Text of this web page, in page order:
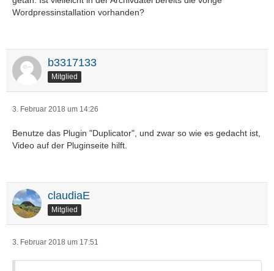
Wordpressinstallation vorhanden?
b3317133
Mitglied
3. Februar 2018 um 14:26
Benutze das Plugin "Duplicator", und zwar so wie es gedacht ist,
Video auf der Pluginseite hilft.
claudiaE
Mitglied
3. Februar 2018 um 17:51